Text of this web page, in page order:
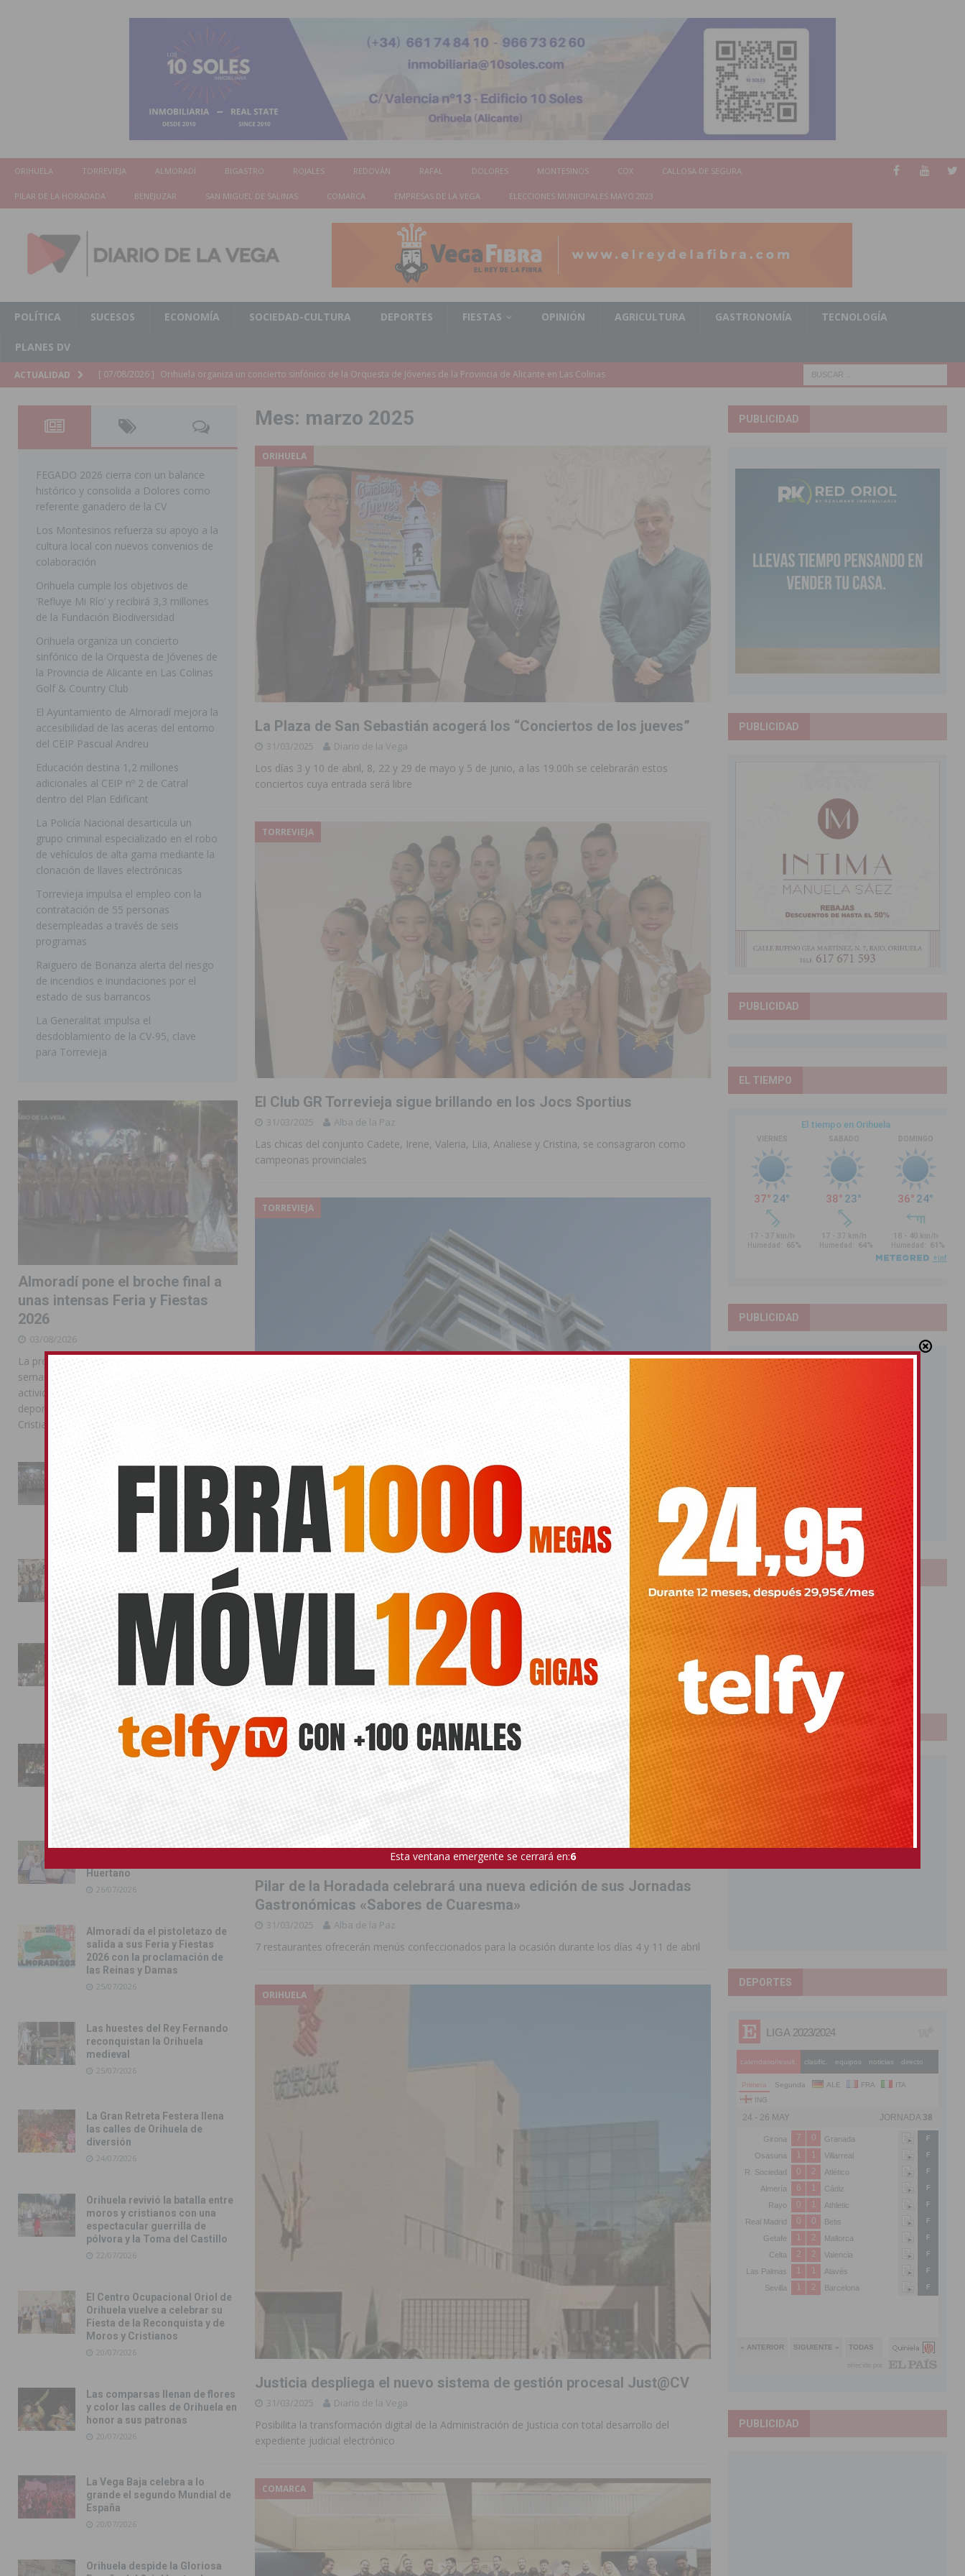
ORIHUELA TORREVIEJA ALMORADÍ BIGASTRO ROJALES REDOVÁN RAFAL DOLORES MONTESINOS COX CALLOSA DE SEGURA
PILAR DE LA HORADADA BENEJUZAR SAN MIGUEL DE SALINAS COMARCA EMPRESAS DE LA VEGA ELECCIONES MUNICIPALES MAYO 2023
POLÍTICA SUCESOS ECONOMÍA SOCIEDAD-CULTURA DEPORTES FIESTAS OPINIÓN AGRICULTURA GASTRONOMÍA TECNOLOGÍA
PLANES DV
ACTUALIDAD [ 07/08/2026 ] El Ayuntamiento de Almoradí mejora la accesibilidad de las aceras del entorno del CEIP Pascual Andreu
[ 07/08/2026 ]
Educación destina 1,2 millones adicionales al CEIP nº 2 de Catral dentro del Plan Edificant
[ 07/08/2026 ] La Policía Nacional desarticula un grupo criminal especializado en el robo de vehículos de alta gama mediante la
clonación de llaves electrónicas
ORIHUELA
[ 07/08/2026 ] Torrevieja impulsa el empleo con la contratación de 55 personas desempleadas a través de seis programas
[ 07/08/2026 ] Raiguero de Bonanza alerta del riesgo de incendios e inundaciones por el estado de sus barrancos
[ 07/08/2026 ]
La Generalitat impulsa el desdoblamiento de la CV-95, clave para Torrevieja
TORREVIEJA
[ 07/08/2026 ] Benferri ya se prepara para dar comienzo a sus Fiestas 2026
[ 07/08/2026 ] Bigastro se viste de gala para la coronación de la Corte 2026
BIGASTRO
[ 07/08/2026 ]
Rojales clausura con éxito las Fiestas de las Urbanizaciones de Ciudad Quesada 2026
ROJALES
[ 06/08/2026 ]
Redován presenta la programación de sus Fiestas Patronales en honor a la Virgen de la Salud y San Miguel
Arcángel
REDOVÁN
[ 06/08/2026 ]
El PSOE denuncia una nueva prórroga de la ORA en Orihuela ‘sin mejoras ni bonificaciones’
[ 07/08/2026 ] FEGADO 2026 cierra con un balance histórico y consolida a Dolores como referente ganadero de la CV
DOLORES
[ 07/08/2026 ] Orihuela cumple los objetivos de ‘Refluye Mi Río’ y recibirá 3,3 millones de la Fundación Biodiversidad
ORIHUELA
[ 07/08/2026 ]
Orihuela organiza un concierto sinfónico de la Orquesta de Jóvenes de la Provincia de Alicante en Las Colinas
Golf & Country Club
Mes: marzo 2025
ORIHUELA
La Plaza de San Sebastián acogerá los “Conciertos de los jueves”
31/03/2025 Diario de la Vega
Los días 3 y 10 de abril, 8, 22 y 29 de mayo y 5 de junio, a las 19.00h se celebrarán estos
conciertos cuya entrada será libre
TORREVIEJA
El Club GR Torrevieja sigue brillando en los Jocs Sportius
31/03/2025 Alba de la Paz
Las chicas del conjunto Cadete, Irene, Valeria, Liia, Analiese y Cristina, se consagraron como
campeonas provinciales
TORREVIEJA
Sesiones formativas para los ayuntamientos que asuman la
competencia sancionadora en viviendas turísticas
31/03/2025 Diario de la Vega
El Ayuntamiento de Torrevieja se ha mostrado interesado en esta iniciativa
PILAR DE LA HORADADA
Pilar de la Horadada celebrará una nueva edición de sus Jornadas
Gastronómicas «Sabores de Cuaresma»
31/03/2025 Alba de la Paz
7 restaurantes ofrecerán menús confeccionados para la ocasión durante los días 4 y 11 de abril
ORIHUELA
Justicia despliega el nuevo sistema de gestión procesal Just@CV
31/03/2025 Diario de la Vega
Posibilita la transformación digital de la Administración de Justicia con total desarrollo del
expediente judicial electrónico
COMARCA
FEGADO 2026 cierra con un balance
histórico y consolida a Dolores como
referente ganadero de la CV
Los Montesinos refuerza su apoyo a la
cultura local con nuevos convenios de
colaboración
Orihuela cumple los objetivos de
‘Refluye Mi Río’ y recibirá 3,3 millones
de la Fundación Biodiversidad
Orihuela organiza un concierto
sinfónico de la Orquesta de Jóvenes de
la Provincia de Alicante en Las Colinas
Golf & Country Club
El Ayuntamiento de Almoradí mejora la
accesibilidad de las aceras del entorno
del CEIP Pascual Andreu
Educación destina 1,2 millones
adicionales al CEIP nº 2 de Catral
dentro del Plan Edificant
La Policía Nacional desarticula un
grupo criminal especializado en el robo
de vehículos de alta gama mediante la
clonación de llaves electrónicas
Torrevieja impulsa el empleo con la
contratación de 55 personas
desempleadas a través de seis
programas
Raiguero de Bonanza alerta del riesgo
de incendios e inundaciones por el
estado de sus barrancos
La Generalitat impulsa el
desdoblamiento de la CV-95, clave
para Torrevieja
Almoradí pone el broche final a
unas intensas Feria y Fiestas
2026
03/08/2026
La programación reunió durante más de una
semana actos institucionales, conciertos,
actividades familiares, competiciones
deportivas y las celebraciones de Moros y
Cristianos
La Entrada Cristiana llena de
esplendor las calles de
Almoradí en una multitudinaria
jornada festera
02/08/2026
La magia de la Entrada Mora
conquista las calles de
Almoradí
01/08/2026
La fiesta se adueña de
Almoradí con la presentación
de los cargos festeros y la
toma del castillo
31/07/2026
Pilar de la Horadada
conmemora con emoción el
40º aniversario de su
independencia como municipio
31/07/2026
Almoradí presume de raíces
Huertano
26/07/2026
Almoradí da el pistoletazo de
salida a sus Feria y Fiestas
2026 con la proclamación de
las Reinas y Damas
25/07/2026
Las huestes del Rey Fernando
reconquistan la Orihuela
medieval
25/07/2026
La Gran Retreta Festera llena
las calles de Orihuela de
diversión
24/07/2026
Orihuela revivió la batalla entre
moros y cristianos con una
espectacular guerrilla de
pólvora y la Toma del Castillo
22/07/2026
El Centro Ocupacional Oriol de
Orihuela vuelve a celebrar su
Fiesta de la Reconquista y de
Moros y Cristianos
20/07/2026
Las comparsas llenan de flores
y color las calles de Orihuela en
honor a sus patronas
20/07/2026
La Vega Baja celebra a lo
grande el segundo Mundial de
España
20/07/2026
Orihuela despide la Gloriosa
PUBLICIDAD
PUBLICIDAD
PUBLICIDAD
EL TIEMPO
PUBLICIDAD
LOTERIAS
Bonoloto
Primitiva
El Gordo
Euromillones
Loteria
Once
PUBLICIDAD
DEPORTES
PUBLICIDAD
Esta ventana emergente se cerrará en:4